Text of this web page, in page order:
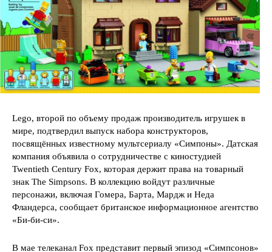
Lego, второй по объему продаж производитель игрушек в
мире, подтвердил выпуск набора конструкторов,
посвящённых известному мультсериалу «Симпоны». Датская
компания объявила о сотрудничестве с киностудией
Twentieth Century Fox, которая держит права на товарный
знак The Simpsons. В коллекцию войдут различные
персонажи, включая Гомера, Барта, Мардж и Неда
Фландерса, сообщает британское информационное агентство
«Би-би-си».
В мае телеканал Fox представит первый эпизод «Симпсонов»